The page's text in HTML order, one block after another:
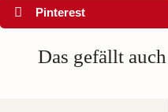
Pinterest
Das gefällt